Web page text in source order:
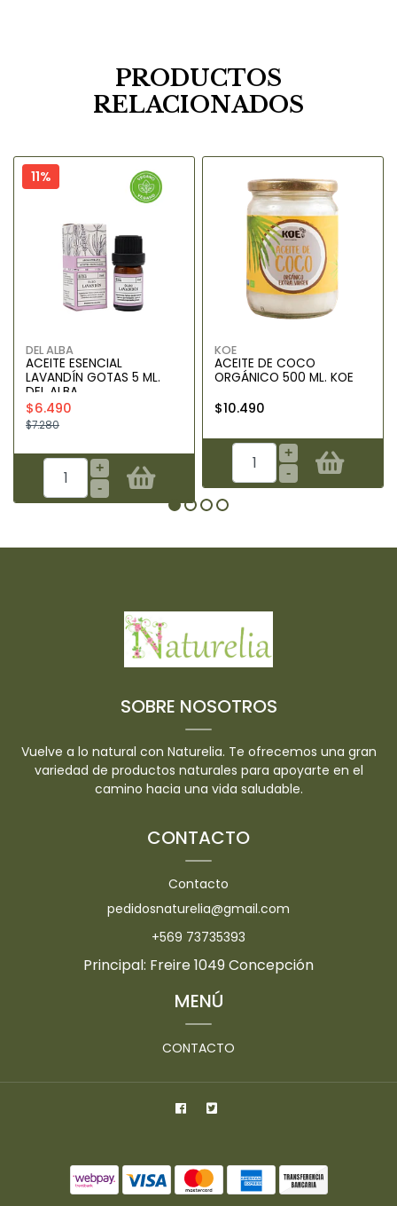
PRODUCTOS
RELACIONADOS
11%
DEL ALBA
ACEITE ESENCIAL
LAVANDÍN GOTAS 5 ML.
DEL ALBA
$6.490
$7.280
+
-
KOE
ACEITE DE COCO
ORGÁNICO 500 ML. KOE
$10.490
+
-
SOBRE NOSOTROS
Vuelve a lo natural con Naturelia. Te ofrecemos una gran
variedad de productos naturales para apoyarte en el
camino hacia una vida saludable.
CONTACTO
Contacto
pedidosnaturelia@gmail.com
+569 73735393
Principal: Freire 1049 Concepción
MENÚ
CONTACTO